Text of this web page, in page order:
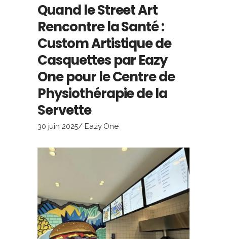
Quand le Street Art
Rencontre la Santé :
Custom Artistique de
Casquettes par Eazy
One pour le Centre de
Physiothérapie de la
Servette
30 juin 2025 Eazy One